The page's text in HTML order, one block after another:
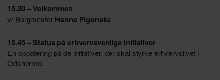
15.30 – Velkommen
v/ Borgmester Hanne Pigonska
15.45 – Status på erhvervsvenlige initiativer
En opdatering på de initiativer, der skal styrke erhvervslivet i
Odsherred.